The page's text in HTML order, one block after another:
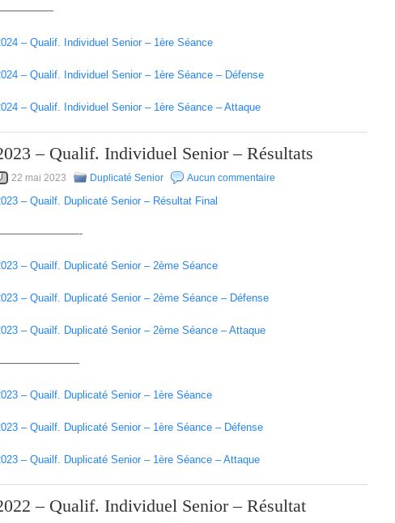
– Qualif. Individuel Senior – 1ère Séance
– Qualif. Individuel Senior – 1ère Séance – Défense
– Qualif. Individuel Senior – 1ère Séance – Attaque
– Qualif. Individuel Senior – Résultats
22 mai 2023 Duplicaté Senior Aucun commentaire
– Quailf. Duplicaté Senior – Résultat Final
– Quailf. Duplicaté Senior – 2ème Séance
– Quailf. Duplicaté Senior – 2ème Séance – Défense
– Quailf. Duplicaté Senior – 2ème Séance – Attaque
– Quailf. Duplicaté Senior – 1ère Séance
– Quailf. Duplicaté Senior – 1ère Séance – Défense
– Quailf. Duplicaté Senior – 1ère Séance – Attaque
– Qualif. Individuel Senior – Résultat